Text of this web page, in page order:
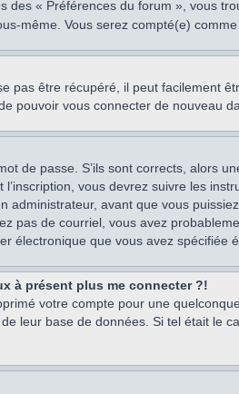
des « Préférences du forum », vous
même. Vous serez compté(e)
pas être récupéré, il peut facilement
pouvoir vous connecter de nouveau
de passe. S’ils sont corrects, alors
vous devrez suivre les
administrateur, avant que vous
pas de courriel, vous avez
électronique que vous avez spécifiée
à présent plus me connecter ?!
votre compte pour une
leur base de données. Si tel était le